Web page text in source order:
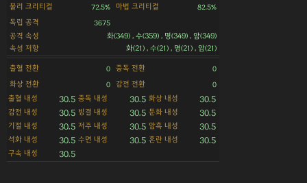
물리 크리티컬 72.5% 마법 크리티컬 82.5%
독립 공격 3675
공격 속성
화(349) , 수(359) , 명(349) , 암(349)
속성 저항
화(21) , 수(21) , 명(21) , 암(21)
출혈 전환 0 중독 전환 0
화상 전환 0 감전 전환 0
출혈 내성 30.5 중독 내성 30.5 화상 내성 30.5
감전 내성 30.5 빙결 내성 30.5 둔화 내성 30.5
기절 내성 30.5 저주 내성 30.5 암흑 내성 30.5
석화 내성 30.5 수면 내성 30.5 혼란 내성 30.5
구속 내성 30.5